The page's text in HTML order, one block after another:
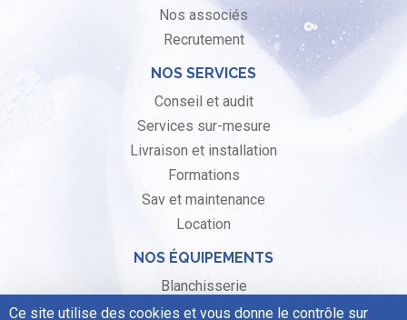
Nos associés
Recrutement
NOS SERVICES
Conseil et audit
Services sur-mesure
Livraison et installation
Formations
Sav et maintenance
Location
NOS ÉQUIPEMENTS
Blanchisserie
Laverie libre-service
Ce site utilise des cookies et vous donne le contrôle sur